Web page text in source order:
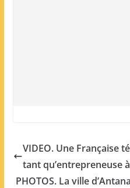
VIDEO. Une Française
tant qu’entrepreneuse
PHOTOS. La ville